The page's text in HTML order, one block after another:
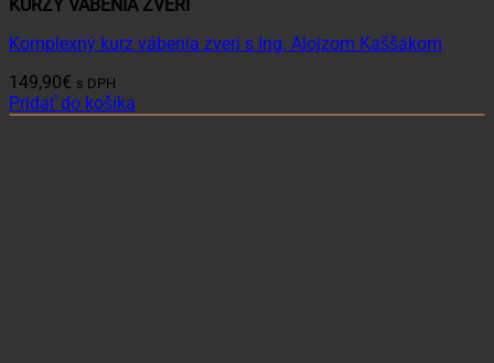
KURZY VÁBENIA ZVERI
Komplexný kurz vábenia zveri s Ing. Alojzom Kaššákom
149,90€ s DPH
Pridať do košíka